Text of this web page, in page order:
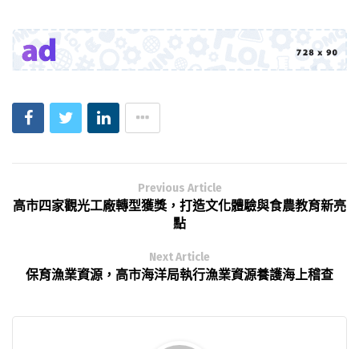
Previous Article
高市四家觀光工廠轉型獲獎，打造文化體驗與食農教育新亮
點
Next Article
保育漁業資源，高市海洋局執行漁業資源養護海上稽查